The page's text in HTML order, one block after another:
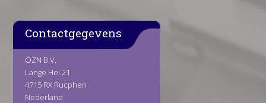
Contactgegevens
OZN B.V.
Lange Hei 21
4715 RX Rucphen
Nederland